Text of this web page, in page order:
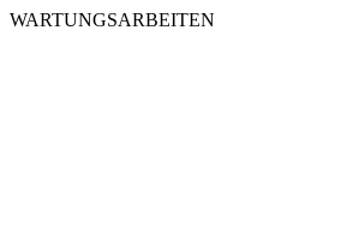
WARTUNGSARBEITEN